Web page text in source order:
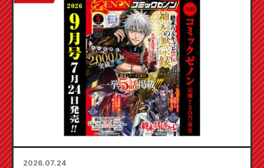
Bride" dijadwalkan rilis pada 20 Oktober!
2026.07.24